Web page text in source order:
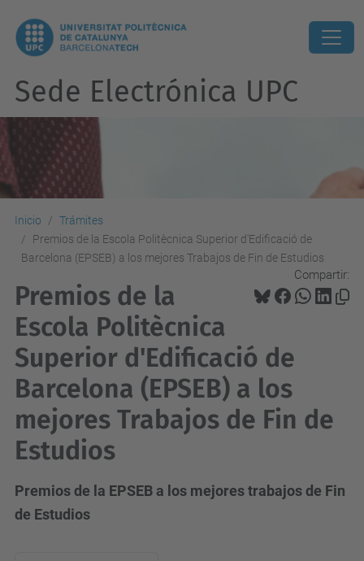
Sede Electrónica UPC
Inicio
Trámites
Premios de la Escola Politècnica Superior d'Edificació de
Barcelona (EPSEB) a los mejores Trabajos de Fin de Estudios
Compartir:
Premios de la
Escola Politècnica
Superior d'Edificació de
Barcelona (EPSEB) a los
mejores Trabajos de Fin de
Estudios
Premios de la EPSEB a los mejores trabajos de Fin
de Estudios